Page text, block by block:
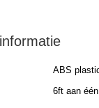
ABS
6ft aan